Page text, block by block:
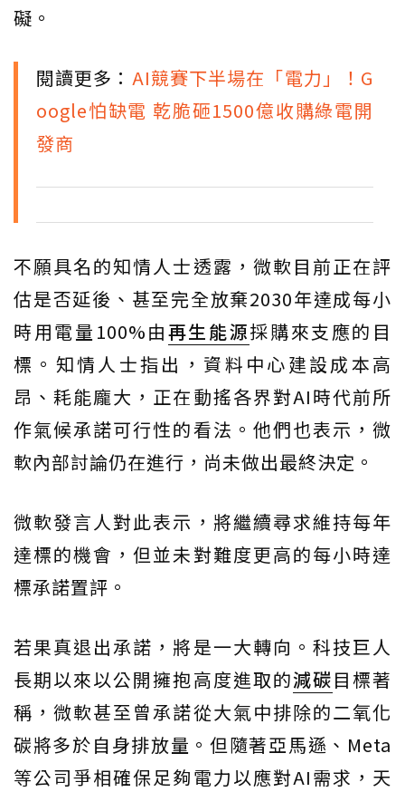
礙。
閱讀更多： AI競賽下半場在「電力」！G
oogle怕缺電 乾脆砸1500億收購綠電開
發商
不願具名的知情人士透露，微軟目前正在評
估是否延後、甚至完全放棄2030年達成每小
時用電量100%由再生能源採購來支應的目
標。知情人士指出，資料中心建設成本高
昂、耗能龐大，正在動搖各界對AI時代前所
作氣候承諾可行性的看法。他們也表示，微
軟內部討論仍在進行，尚未做出最終決定。
微軟發言人對此表示，將繼續尋求維持每年
達標的機會，但並未對難度更高的每小時達
標承諾置評。
若果真退出承諾，將是一大轉向。科技巨人
長期以來以公開擁抱高度進取的減碳目標著
稱，微軟甚至曾承諾從大氣中排除的二氧化
碳將多於自身排放量。但隨著亞馬遜、Meta
等公司爭相確保足夠電力以應對AI需求，天